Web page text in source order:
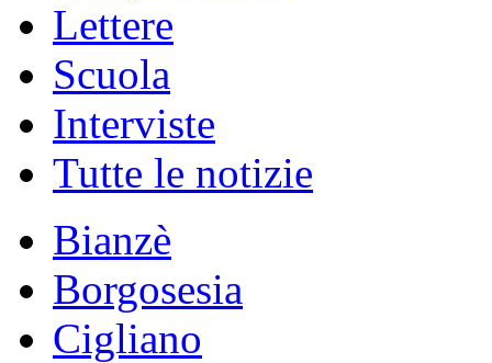
Lettere
Scuola
Interviste
Tutte le notizie
Bianzè
Borgosesia
Cigliano